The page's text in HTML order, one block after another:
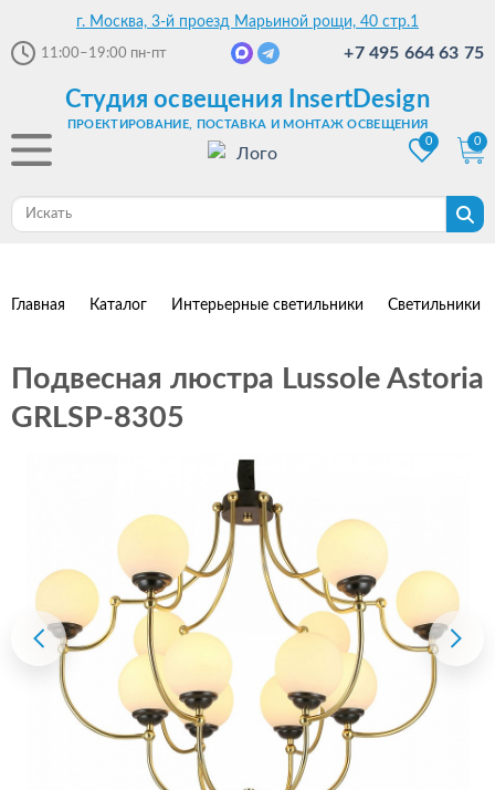
г. Москва, 3-й проезд Марьиной рощи, 40 стр.1
11:00–19:00 пн-пт +7 495 664 63 75
Студия освещения InsertDesign
ПРОЕКТИРОВАНИЕ, ПОСТАВКА И МОНТАЖ ОСВЕЩЕНИЯ
0
0
Главная Каталог Интерьерные светильники Светильники
Подвесная люстра Lussole Astoria
GRLSP-8305